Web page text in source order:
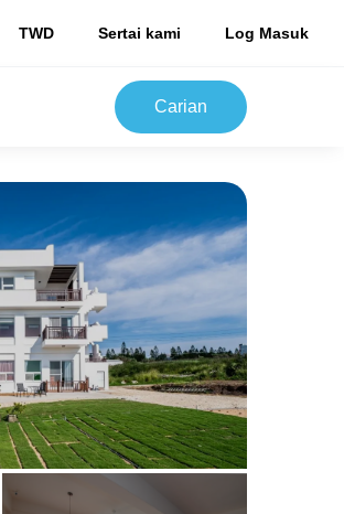
TWD Sertai kami Log Masuk
Carian